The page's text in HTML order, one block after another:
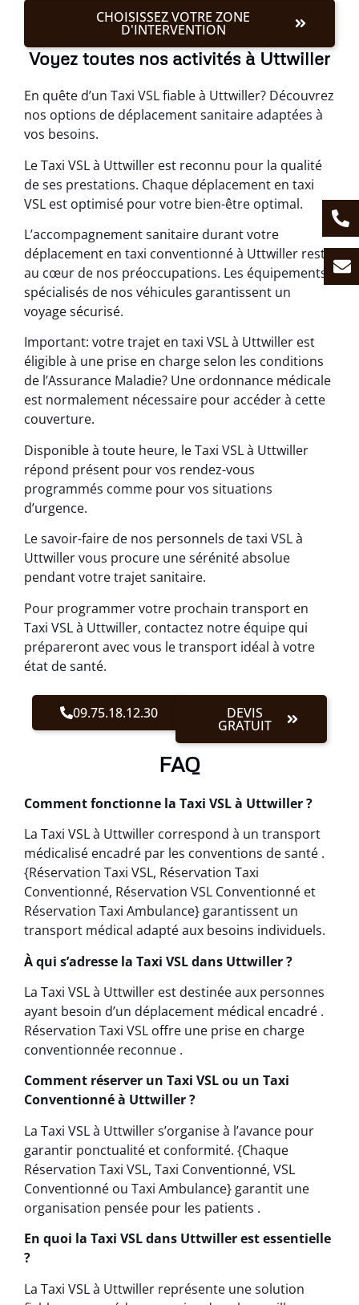
CHOISISSEZ VOTRE ZONE
D'INTERVENTION
Voyez toutes nos activités à Uttwiller
En quête d’un Taxi VSL fiable à Uttwiller? Découvrez
nos options de déplacement sanitaire adaptées à
vos besoins.
Le Taxi VSL à Uttwiller est reconnu pour la qualité
de ses prestations. Chaque déplacement en taxi
VSL est optimisé pour votre bien-être optimal.
L’accompagnement sanitaire durant votre
déplacement en taxi conventionné à Uttwiller reste
au cœur de nos préoccupations. Les équipements
spécialisés de nos véhicules garantissent un
voyage sécurisé.
Important: votre trajet en taxi VSL à Uttwiller est
éligible à une prise en charge selon les conditions
de l’Assurance Maladie? Une ordonnance médicale
est normalement nécessaire pour accéder à cette
couverture.
Disponible à toute heure, le Taxi VSL à Uttwiller
répond présent pour vos rendez-vous
programmés comme pour vos situations
d’urgence.
Le savoir-faire de nos personnels de taxi VSL à
Uttwiller vous procure une sérénité absolue
pendant votre trajet sanitaire.
Pour programmer votre prochain transport en
Taxi VSL à Uttwiller, contactez notre équipe qui
prépareront avec vous le transport idéal à votre
état de santé.
09.75.18.12.30 DEVIS
GRATUIT
FAQ
Comment fonctionne la Taxi VSL à Uttwiller ?
La Taxi VSL à Uttwiller correspond à un transport
médicalisé encadré par les conventions de santé .
{Réservation Taxi VSL, Réservation Taxi
Conventionné, Réservation VSL Conventionné et
Réservation Taxi Ambulance} garantissent un
transport médical adapté aux besoins individuels.
À qui s’adresse la Taxi VSL dans Uttwiller ?
La Taxi VSL à Uttwiller est destinée aux personnes
ayant besoin d’un déplacement médical encadré .
Réservation Taxi VSL offre une prise en charge
conventionnée reconnue .
Comment réserver un Taxi VSL ou un Taxi
Conventionné à Uttwiller ?
La Taxi VSL à Uttwiller s’organise à l’avance pour
garantir ponctualité et conformité. {Chaque
Réservation Taxi VSL, Taxi Conventionné, VSL
Conventionné ou Taxi Ambulance} garantit une
organisation pensée pour les patients .
En quoi la Taxi VSL dans Uttwiller est essentielle
?
La Taxi VSL à Uttwiller représente une solution